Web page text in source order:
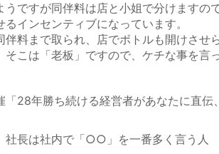
ですが同伴料は店と小姐で分けますの
インセンティブになっています。
料まで取られ、店でボトルも開けさせ
こは「老板」ですので、ケチな事を言
「28年勝ち続ける経営者があなたに直伝
社長は社内で「○○」を一番多く言う人